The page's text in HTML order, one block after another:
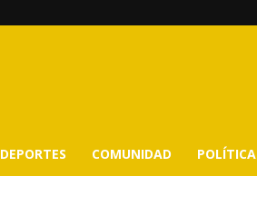
DEPORTES COMUNIDAD POLÍTICA